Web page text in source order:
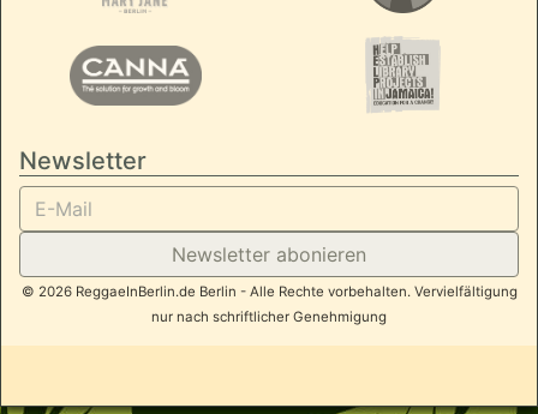
Newsletter
Newsletter abonieren
© 2026 ReggaeInBerlin.de Berlin - Alle Rechte vorbehalten. Vervielfältigung
nur nach schriftlicher Genehmigung